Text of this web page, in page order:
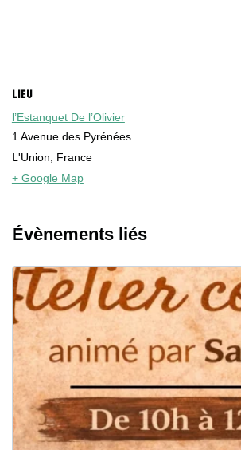
LIEU
l’Estanquet De l’Olivier
1 Avenue des Pyrénées
L'Union
France
+ Google Map
Évènements liés